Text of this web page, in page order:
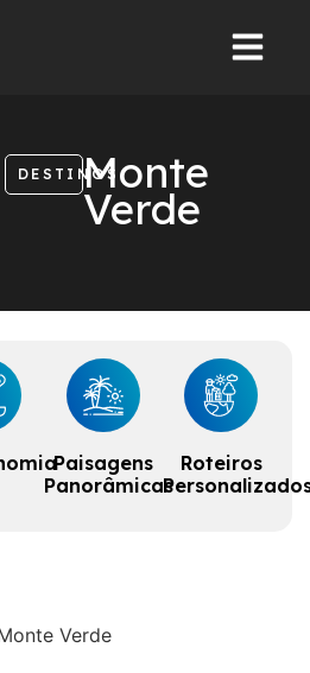
DESTINOSMonte
Verde
Paisagens
Panorâmicas
Roteiros